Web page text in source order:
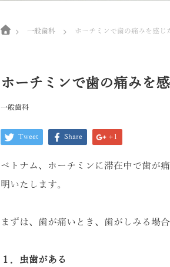
Home 一般歯科 ホーチミンで歯の痛みを感
ホーチミンで歯の痛みを
一般歯科
Tweet Share +1
ベトナム、ホーチミンに滞在中で歯が
明いたします。
まずは、歯が痛いとき、歯がしみる場
１．虫歯がある